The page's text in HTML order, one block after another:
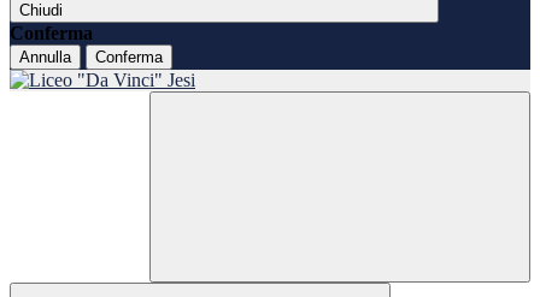
Chiudi
Conferma
Annulla Conferma